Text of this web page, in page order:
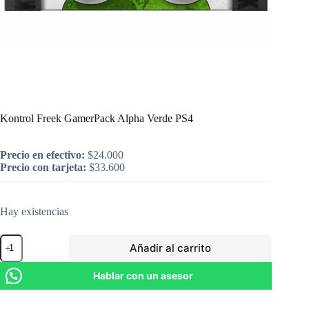
Kontrol Freek GamerPack Alpha Verde PS4
Precio en efectivo: $24.000
Precio con tarjeta: $33.600
Hay existencias
Kontrol
Freek
GamerPack
Alpha
Verde
Añadir al carrito
Hablar con un asesor